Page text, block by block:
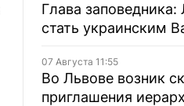
Глава
стать украинским
07 Августа 11:55
Во Львове возник
приглашения